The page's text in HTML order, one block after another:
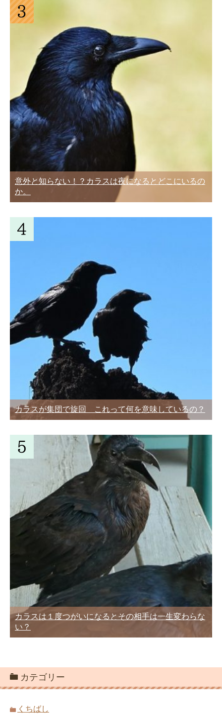
意外と知らない！？カラスは夜になるとどこにいるの
か。
カラスが集団で旋回 これって何を意味しているの？
カラスは１度つがいになるとその相手は一生変わらな
い？
カテゴリー
くちばし